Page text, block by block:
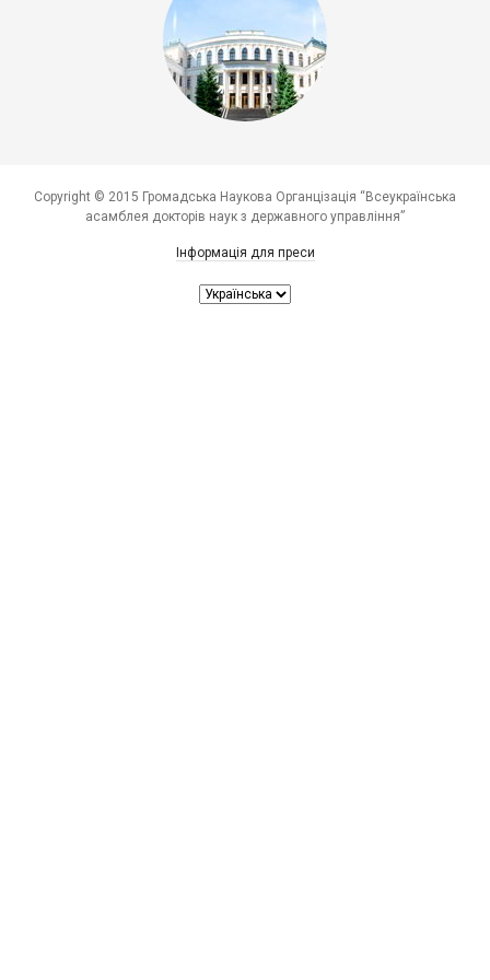
Copyright © 2015 Громадська Наукова Органцізація “Всеукраїнська
асамблея докторів наук з державного управління”
Інформація для преси